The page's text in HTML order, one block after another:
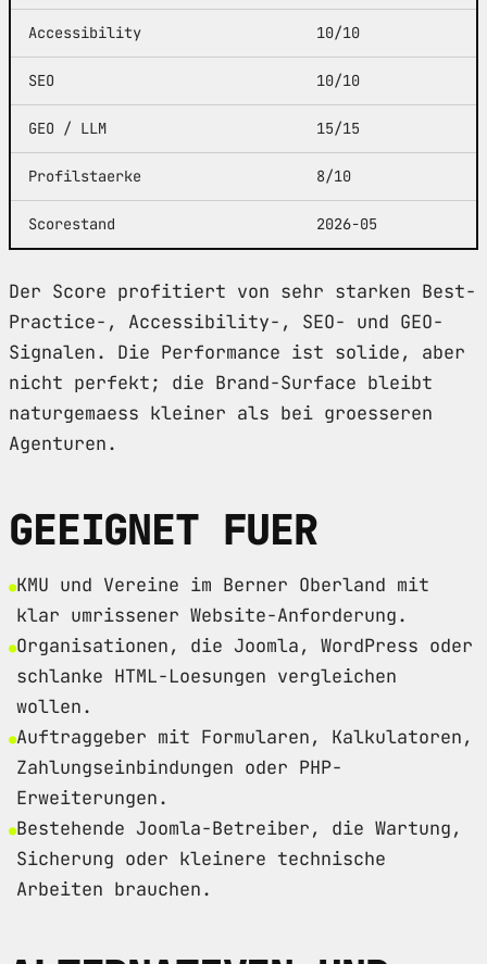
Accessibility 10/10
SEO 10/10
GEO / LLM 15/15
Profilstaerke 8/10
Scorestand 2026-05
Der Score profitiert von sehr starken Best-
Practice-, Accessibility-, SEO- und GEO-
Signalen. Die Performance ist solide, aber
nicht perfekt; die Brand-Surface bleibt
naturgemaess kleiner als bei groesseren
Agenturen.
GEEIGNET FUER
KMU und Vereine im Berner Oberland mit
klar umrissener Website-Anforderung.
Organisationen, die Joomla, WordPress oder
schlanke HTML-Loesungen vergleichen
wollen.
Auftraggeber mit Formularen, Kalkulatoren,
Zahlungseinbindungen oder PHP-
Erweiterungen.
Bestehende Joomla-Betreiber, die Wartung,
Sicherung oder kleinere technische
Arbeiten brauchen.